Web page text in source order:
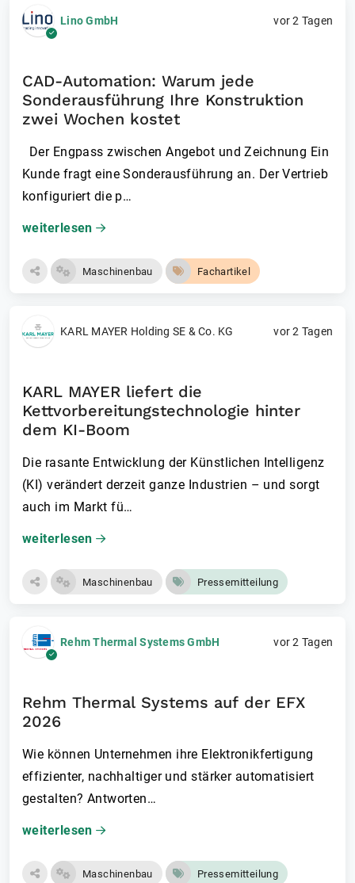
Lino GmbH vor 2 Tagen
CAD-Automation: Warum jede
Sonderausführung Ihre Konstruktion
zwei Wochen kostet
Kunde fragt eine Sonderausführung an. Der Vertrieb
konfiguriert die p…
weiterlesen
Maschinenbau Fachartikel
KARL MAYER Holding SE & Co. KG vor 2 Tagen
KARL MAYER liefert die
Kettvorbereitungstechnologie hinter
dem KI-Boom
Die rasante Entwicklung der Künstlichen Intelligenz
(KI) verändert derzeit ganze Industrien – und sorgt
auch im Markt fü…
weiterlesen
Maschinenbau Pressemitteilung
Rehm Thermal Systems GmbH vor 2 Tagen
Rehm Thermal Systems auf der EFX
2026
Wie können Unternehmen ihre Elektronikfertigung
effizienter, nachhaltiger und stärker automatisiert
gestalten? Antworten…
weiterlesen
Maschinenbau Pressemitteilung